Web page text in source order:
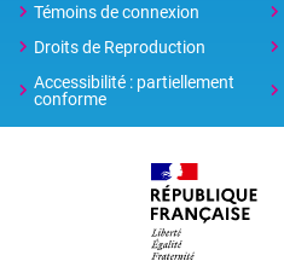
Témoins de connexion
Droits de Reproduction
Accessibilité : partiellement
conforme